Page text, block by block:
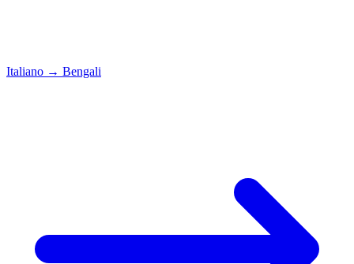
Italiano → Bengali